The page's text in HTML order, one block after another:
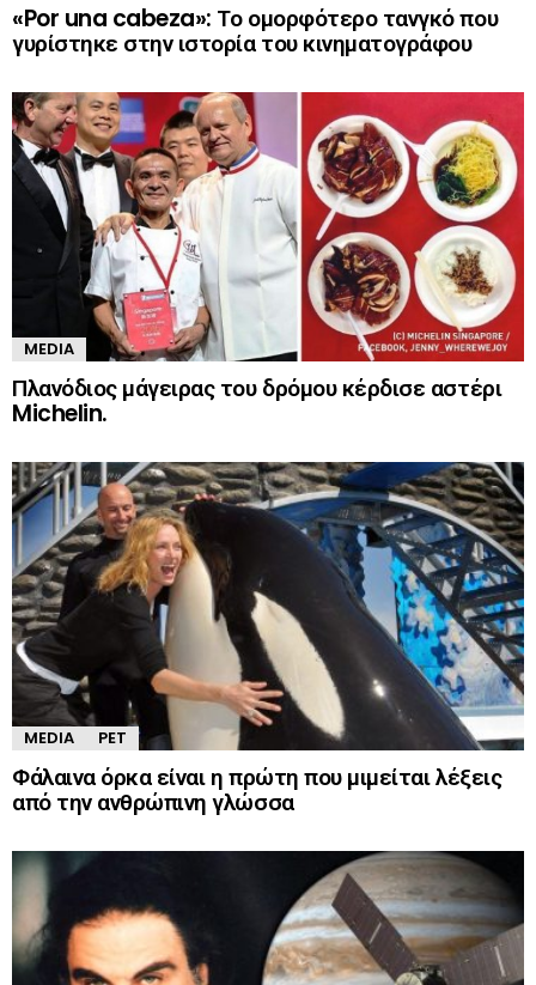
«Por una cabeza»: Το ομορφότερο τανγκό που
γυρίστηκε στην ιστορία του κινηματογράφου
MEDIA
Πλανόδιος μάγειρας του δρόμου κέρδισε αστέρι
Michelin.
MEDIA PET
Φάλαινα όρκα είναι η πρώτη που μιμείται λέξεις
από την ανθρώπινη γλώσσα